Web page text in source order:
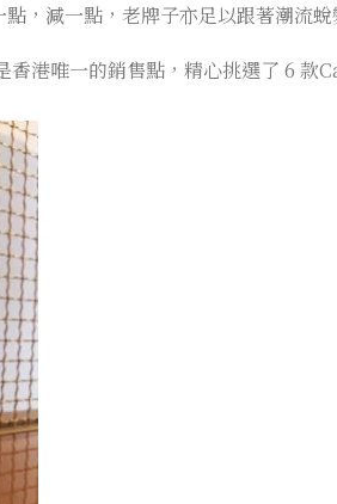
，減一點，老牌子亦足以跟著潮流蛻
港唯一的銷售點，精心挑選了 6 款